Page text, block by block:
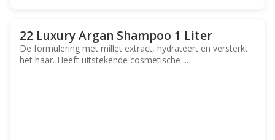
22 Luxury Argan Shampoo 1 Liter
De formulering met millet extract, hydrateert en versterkt
het haar. Heeft uitstekende cosmetische ...